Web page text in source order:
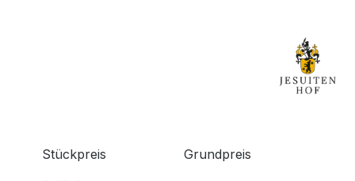
Stückpreis Grundpreis